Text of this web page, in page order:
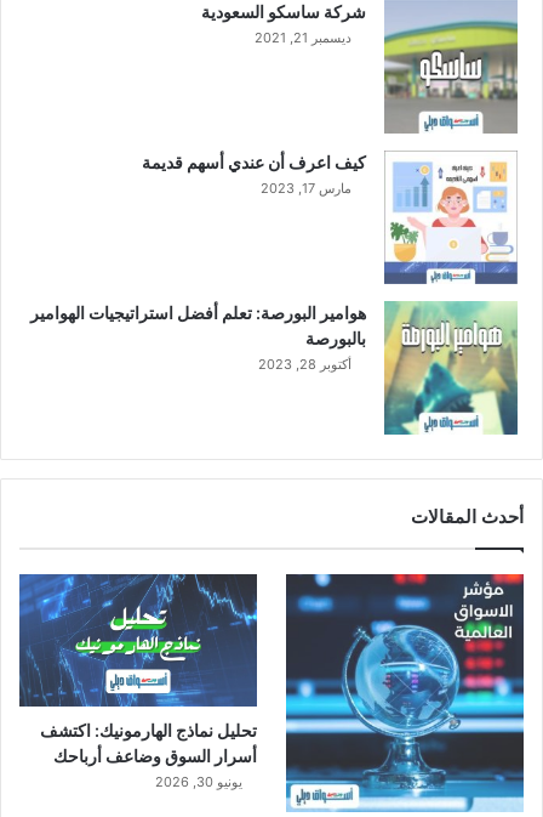
شركة ساسكو السعودية
ديسمبر 21, 2021
كيف اعرف أن عندي أسهم قديمة
مارس 17, 2023
هوامير البورصة: تعلم أفضل استراتيجيات الهوامير
بالبورصة
أكتوبر 28, 2023
أحدث المقالات
تحليل نماذج الهارمونيك: اكتشف
أسرار السوق وضاعف أرباحك
يونيو 30, 2026